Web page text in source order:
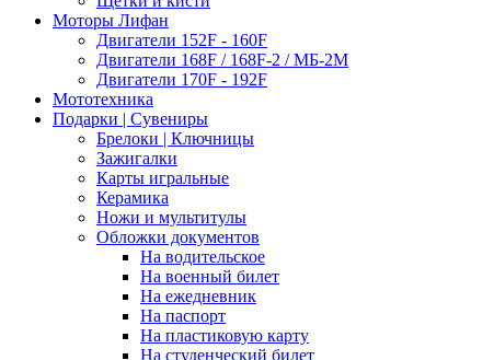
Моторы Лифан
Двигатели 152F - 160F
Двигатели 168F / 168F-2 / МБ-2М
Двигатели 170F - 192F
Мототехника
Подарки | Сувениры
Брелоки | Ключницы
Зажигалки
Карты игральные
Керамика
Ножи и мультитулы
Обложки документов
На водительское
На военный билет
На ежедневник
На паспорт
На пластиковую карту
На студенческий билет